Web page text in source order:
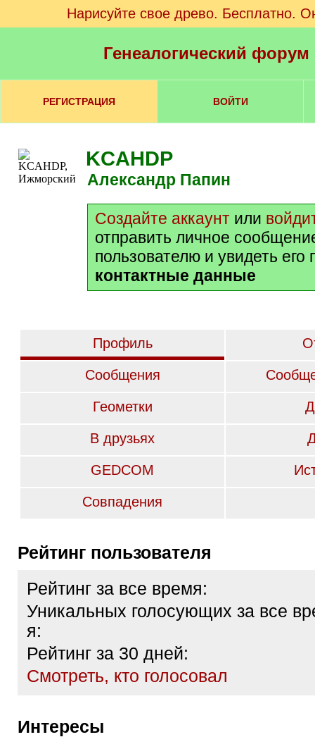
Нарисуйте свое древо. Бесплатно.
Генеалогический
РЕГИСТРАЦИЯ ВОЙТИ
KCAHDP
Александр Папин
Создайте аккаунт или
отправить личное
пользователю и увидеть его
контактные данные
Профиль
Сообщения
Геометки
В друзьях
GEDCOM
Совпадения
Рейтинг пользователя
Рейтинг за все время:
Уникальных голосующих за все
я:
Рейтинг за 30 дней:
Cмотреть, кто голосовал
Интересы